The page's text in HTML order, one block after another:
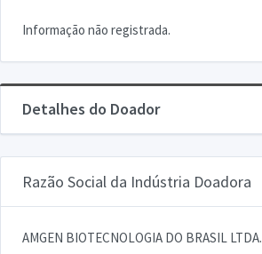
Informação não registrada.
Detalhes do Doador
Razão Social da Indústria Doadora
AMGEN BIOTECNOLOGIA DO BRASIL LTDA.